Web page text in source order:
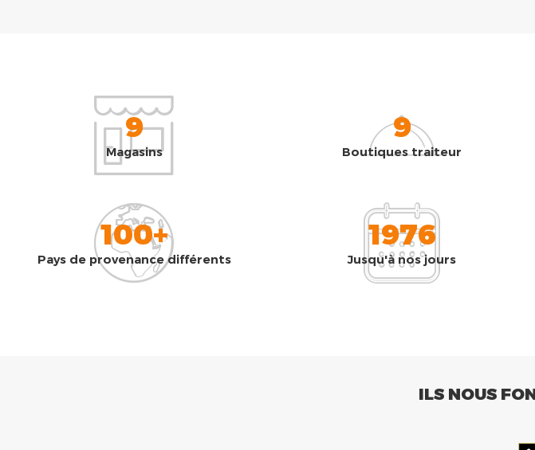
9
Magasins
9
Boutiques traiteur
100+
Pays de provenance différents
1976
Jusqu'à nos jours
ILS NOUS